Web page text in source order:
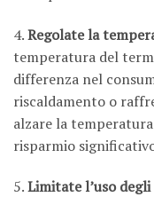
4.Regolate la
temperatura del
differenza nel
riscaldamento o
alzare la
risparmio
5.Limitate l’uso